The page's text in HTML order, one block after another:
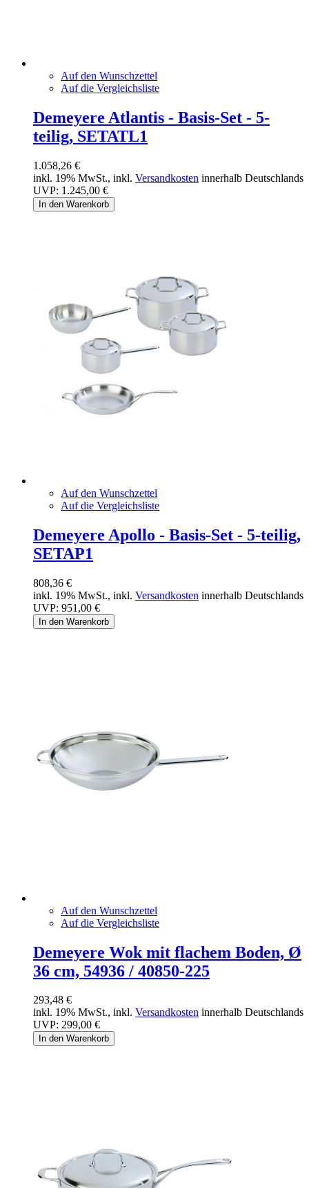
Auf den Wunschzettel
Auf die Vergleichsliste
Demeyere Atlantis - Basis-Set - 5-
teilig, SETATL1
1.058,26 €
inkl. 19% MwSt., inkl. Versandkosten innerhalb Deutschlands
UVP: 1.245,00 €
In den Warenkorb
Auf den Wunschzettel
Auf die Vergleichsliste
Demeyere Apollo - Basis-Set - 5-teilig,
SETAP1
808,36 €
inkl. 19% MwSt., inkl. Versandkosten innerhalb Deutschlands
UVP: 951,00 €
In den Warenkorb
Auf den Wunschzettel
Auf die Vergleichsliste
Demeyere Wok mit flachem Boden, Ø
36 cm, 54936 / 40850-225
293,48 €
inkl. 19% MwSt., inkl. Versandkosten innerhalb Deutschlands
UVP: 299,00 €
In den Warenkorb